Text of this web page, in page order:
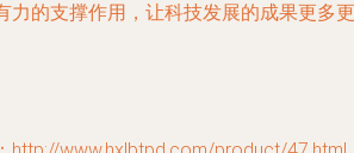
力的支撑作用，让科技发展的成果更多更